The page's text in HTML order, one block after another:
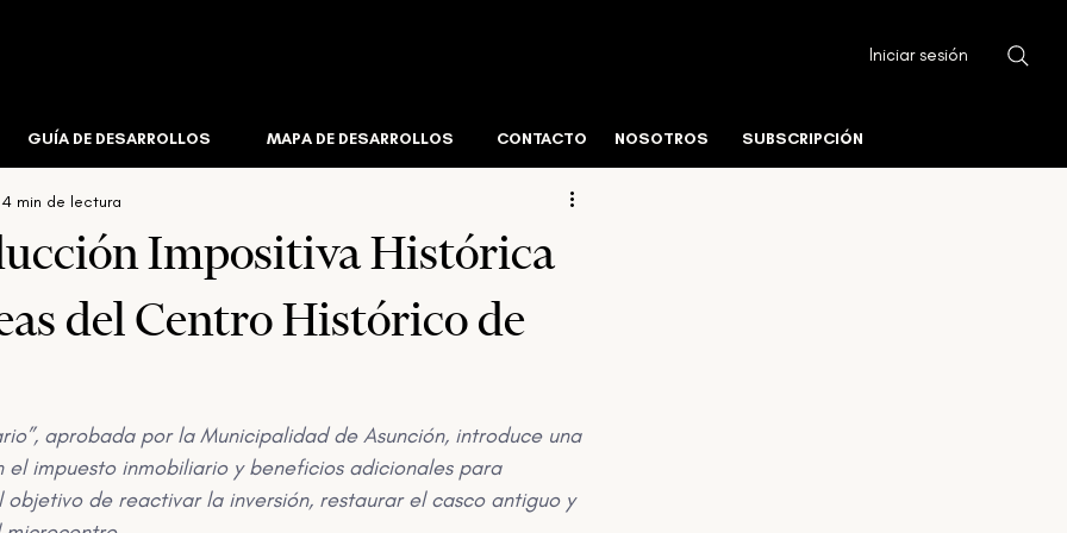
Iniciar sesión
Corporativo Industrial & Logistico
Impositiva Histórica
del Centro Histórico de
4 min de lectura
aprobada por la Municipalidad de Asunción, introduce una
el impuesto inmobiliario y beneficios adicionales para
objetivo de reactivar la inversión, restaurar el casco antiguo y
GUÍA DE DESARROLLOS MAPA DE DESARROLLOS CONTACTO NOSOTROS SUBSCRIPCIÓN